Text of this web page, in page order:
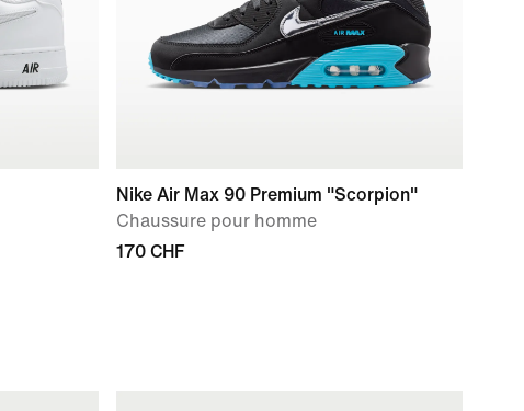
Nike Air Max 90 Premium "Scorpion"
Chaussure pour homme
170 CHF